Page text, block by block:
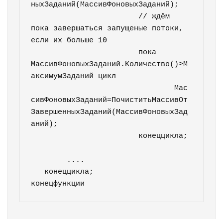
ныхЗаданий(МассивФоновыхЗаданий);
пока завершаться запущеные потоки,
если их больше 10
МассивФоновыхЗаданий.Количество()>М
аксимумЗаданий цикл
сивФоновыхЗаданий=ПочиститьМассивОт
ЗавершенныхЗаданий(МассивФоновыхЗад
аний);